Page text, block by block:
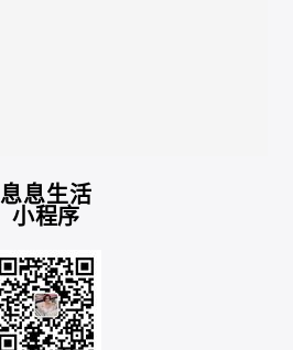
息息生活
小程序